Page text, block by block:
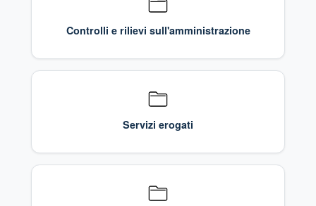
Controlli e rilievi sull'amministrazione
Servizi erogati